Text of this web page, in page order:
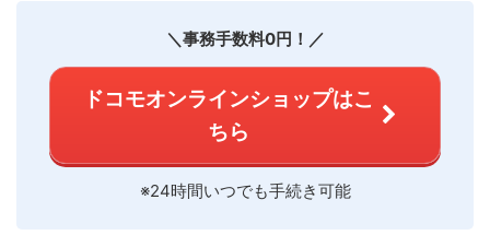
＼事務手数料0円！／
ドコモオンラインショップはこ
ちら
※24時間いつでも手続き可能